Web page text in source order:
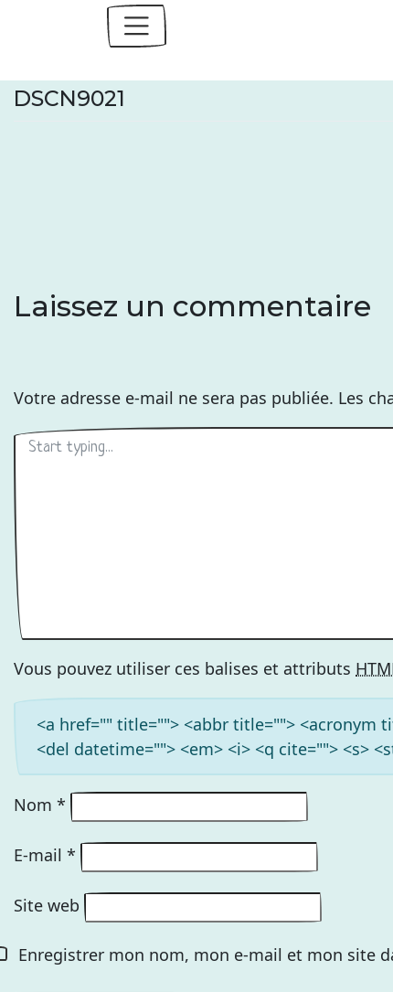
DSCN9021
Laissez un commentaire
Votre adresse e-mail ne sera pas publiée. Les
Vous pouvez utiliser ces balises et attributs
<a href="" title=""> <abbr title=""> <acronym
<del datetime=""> <em> <i> <q cite=""> <s>
Nom *
E-mail *
Site web
Enregistrer mon nom, mon e-mail et mon site